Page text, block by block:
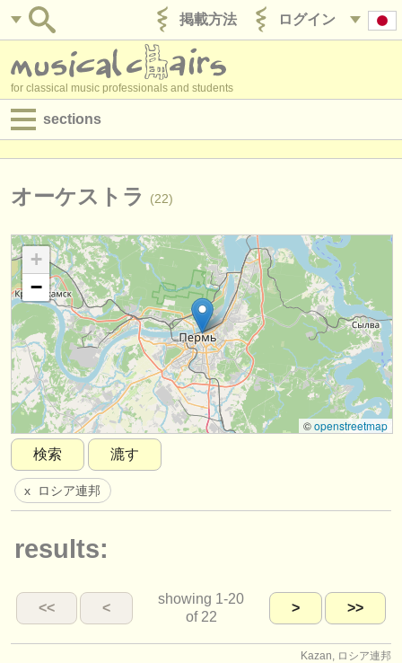
ログイン
掲載方法
for classical music professionals and students
sections
求人情報 (演奏関係の職)
求人情報 (管理者関連の職)
degree courses
講習会
コンクール
楽器の販売
盗まれた楽器
ディレクトリー:
音楽学校
ユース オーケストラ
オーケストラ (22)
+
−
©openstreetmap
検索
漉す
x ロシア連邦
results:
<< <
showing 1-20
of 22
> >>
Kazan, ロシア連邦